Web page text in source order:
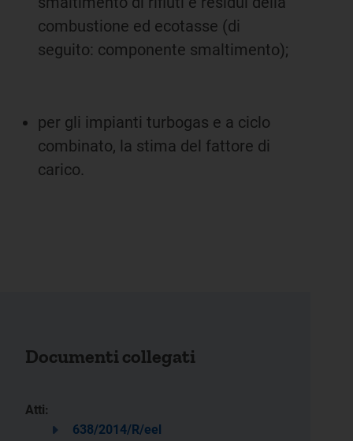
combustione ed ecotasse (di
seguito: componente smaltimento);
per gli impianti turbogas e a ciclo
combinato, la stima del fattore di
carico.
Documenti collegati
Atti:
638/2014/R/eel